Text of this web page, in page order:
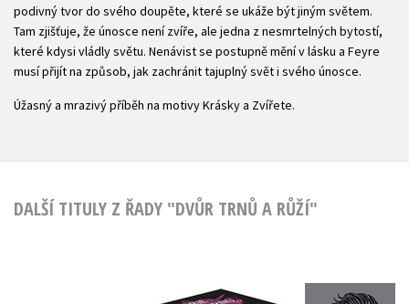
podivný tvor do svého doupěte, které se ukáže být jiným světem.
Tam zjišťuje, že únosce není zvíře, ale jedna z nesmrtelných bytostí,
které kdysi vládly světu. Nenávist se postupně mění v lásku a Feyre
musí přijít na způsob, jak zachránit tajuplný svět i svého únosce.
Úžasný a mrazivý příběh na motivy Krásky a Zvířete.
DALŠÍ TITULY Z ŘADY "DVŮR TRNŮ A RŮŽÍ"